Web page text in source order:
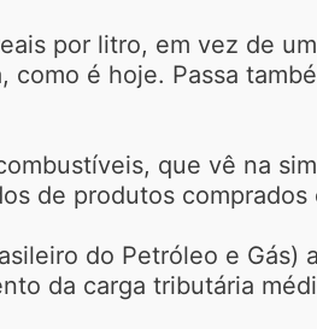
por litro, em vez de
é hoje. Passa
que vê na
de produtos comprados
do Petróleo e
da carga tributária